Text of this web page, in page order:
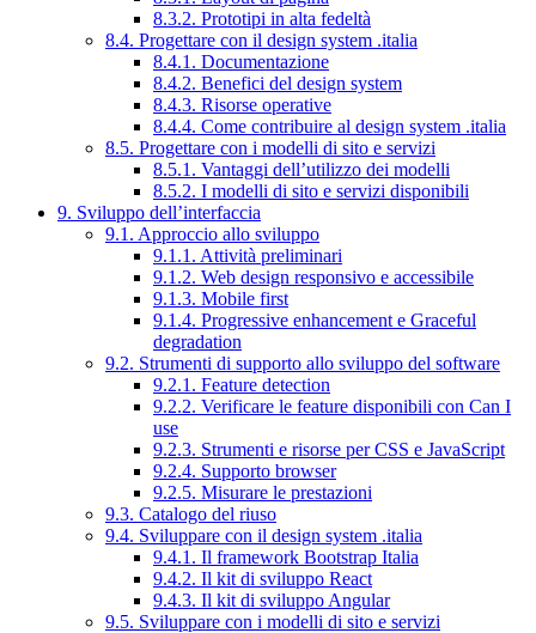
8.3.2. Prototipi in alta fedeltà
8.4. Progettare con il design system .italia
8.4.1. Documentazione
8.4.2. Benefici del design system
8.4.3. Risorse operative
8.4.4. Come contribuire al design system .italia
8.5. Progettare con i modelli di sito e servizi
8.5.1. Vantaggi dell’utilizzo dei modelli
8.5.2. I modelli di sito e servizi disponibili
9. Sviluppo dell’interfaccia
9.1. Approccio allo sviluppo
9.1.1. Attività preliminari
9.1.2. Web design responsivo e accessibile
9.1.3. Mobile first
9.1.4. Progressive enhancement e Graceful
degradation
9.2. Strumenti di supporto allo sviluppo del software
9.2.1. Feature detection
9.2.2. Verificare le feature disponibili con Can I
use
9.2.3. Strumenti e risorse per CSS e JavaScript
9.2.4. Supporto browser
9.2.5. Misurare le prestazioni
9.3. Catalogo del riuso
9.4. Sviluppare con il design system .italia
9.4.1. Il framework Bootstrap Italia
9.4.2. Il kit di sviluppo React
9.4.3. Il kit di sviluppo Angular
9.5. Sviluppare con i modelli di sito e servizi